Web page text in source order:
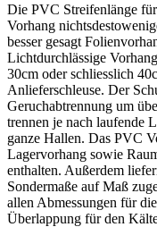
Die PVC Streifenlänge
Vorhang
besser gesagt
Lichtdurchlässige
30cm oder schliesslich
Anlieferschleuse. Der
Geruchabtrennung um
trennen je nach laufende
ganze Hallen. Das PVC
Lagervorhang sowie
enthalten. Außerdem
Sondermaße auf Maß
allen Abmessungen für
Überlappung für den